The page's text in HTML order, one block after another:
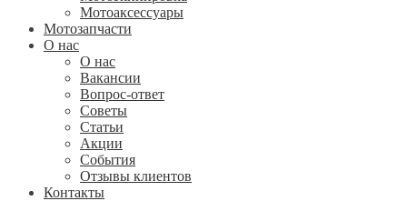
Мотоаксессуары
Мотозапчасти
О нас
О нас
Вакансии
Вопрос-ответ
Советы
Статьи
Акции
События
Отзывы клиентов
Контакты